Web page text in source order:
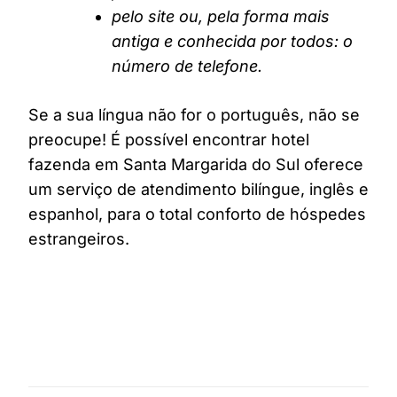
pelo site ou, pela forma mais
antiga e conhecida por todos: o
número de telefone.
Se a sua língua não for o português, não se
preocupe! É possível encontrar hotel
fazenda em Santa Margarida do Sul oferece
um serviço de atendimento bilíngue, inglês e
espanhol, para o total conforto de hóspedes
estrangeiros.